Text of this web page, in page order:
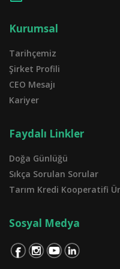
Kurumsal
Tarihçemiz
Şirket Profili
CEO Mesajı
Kariyer
Faydalı Linkler
Doğa Günlüğü
Sıkça Sorulan Sorular
Tarım Kredi Kooperatifi
Sosyal Medya